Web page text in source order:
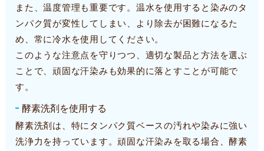
また、温度管理も重要です。温水を使用すると染みのタ
ンパク質が変性してしまい、より除去が困難になるた
め、常に冷水を使用してください。
このような注意点を守りつつ、適切な製品と方法を選ぶ
ことで、頑固な汗染みも効果的に落とすことが可能で
す。
酵素洗剤を使用する
酵素洗剤は、特にタンパク質ベースの汚れや染みに強い
洗浄力を持っています。頑固な汗染みを取る場合、酵素